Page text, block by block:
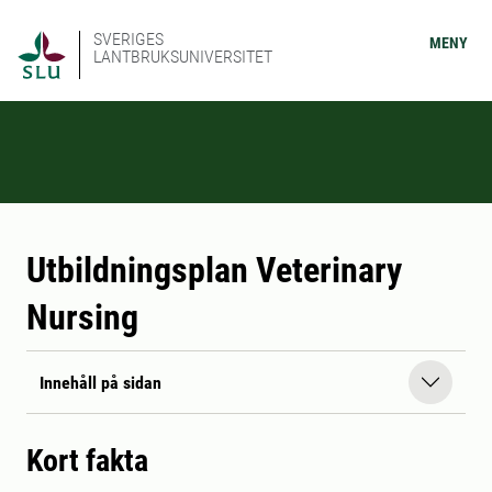
SVERIGES
LANTBRUKSUNIVERSITET
MENY
Utbildningsplan Veterinary
Nursing
Innehåll på sidan
Kort fakta